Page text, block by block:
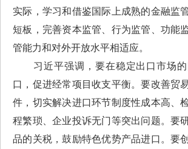
实际，学习和借鉴国际上成熟的金融监
短板，完善资本监管、行为监管、功能
管能力和对外开放水平相适应。
习近平强调，要在稳定出口市场的
口，促进经常项目收支平衡。要改善贸
件，切实解决进口环节制度性成本高、
程繁琐、企业投诉无门等突出问题。要
品的关税，鼓励特色优势产品进口。要